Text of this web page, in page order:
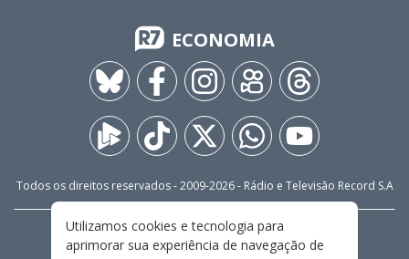
ECONOMIA
Todos os direitos reservados - 2009-2026- Rádio e Televisão Record S.A
FALE CONOSCO
PRIVACIDADE
Utilizamos cookies e tecnologia para
aprimorar sua experiência de navegação de